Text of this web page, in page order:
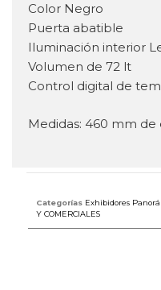
Color Negro
Puerta abatible
Iluminación interior
Volumen de 72 lt
Control digital de
Medidas: 460 mm
Categorías Exhibidores
Y COMERCIALES